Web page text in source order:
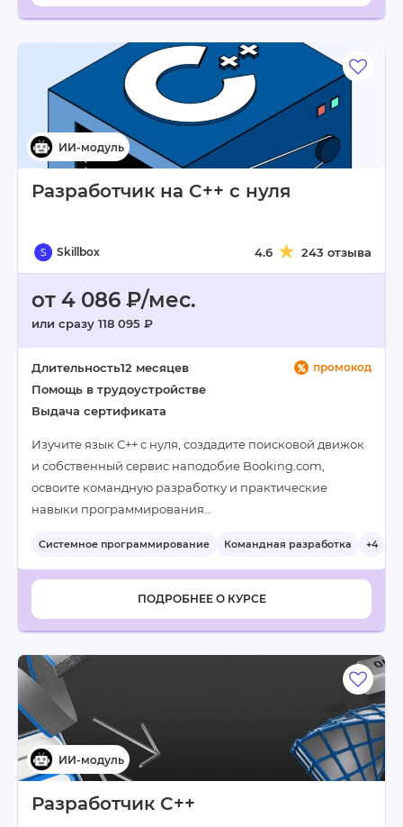
Разработчик на C++ с нуля
Skillbox 4.6 243 отзыва
от 4 086 ₽/мес.
или сразу 118 095 ₽
промокод
Длительность12 месяцев
Помощь в трудоустройстве
Выдача сертификата
Изучите язык C++ с нуля, создадите поисковой движок
и собственный сервис наподобие Booking.com,
освоите командную разработку и практические
навыки программирования…
Системное программирование Командная разработка +4
ПОДРОБНЕЕ О КУРСЕ
Разработчик C++